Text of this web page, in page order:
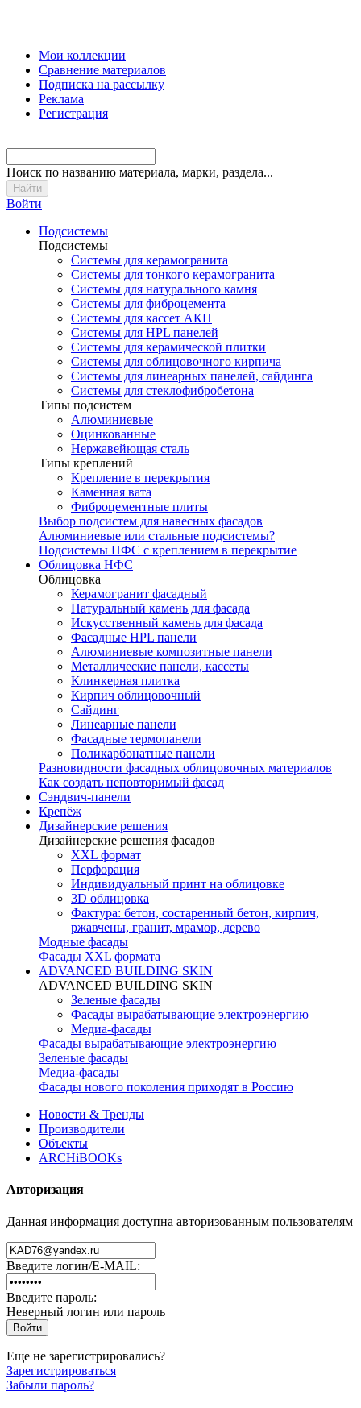
Мои коллекции
Сравнение материалов
Подписка на рассылку
Реклама
Регистрация
Поиск по названию материала, марки, раздела...
Войти
Подсистемы
Подсистемы
Системы для керамогранита
Системы для тонкого керамогранита
Системы для натурального камня
Системы для фиброцемента
Системы для кассет АКП
Системы для HPL панелей
Системы для керамической плитки
Системы для облицовочного кирпича
Системы для линеарных панелей, сайдинга
Системы для стеклофибробетона
Типы подсистем
Алюминиевые
Оцинкованные
Нержавейющая сталь
Типы креплений
Крепление в перекрытия
Каменная вата
Фиброцементные плиты
Выбор подсистем для навесных фасадов
Алюминиевые или стальные подсистемы?
Подсистемы НФС с креплением в перекрытие
Облицовка НФС
Облицовка
Керамогранит фасадный
Натуральный камень для фасада
Искусственный камень для фасада
Фасадные HPL панели
Алюминиевые композитные панели
Металлические панели, кассеты
Клинкерная плитка
Кирпич облицовочный
Сайдинг
Линеарные панели
Фасадные термопанели
Поликарбонатные панели
Разновидности фасадных облицовочных материалов
Как создать неповторимый фасад
Сэндвич-панели
Крепёж
Дизайнерские решения
Дизайнерские решения фасадов
XXL формат
Перфорация
Индивидуальный принт на облицовке
3D облицовка
Фактура: бетон, состаренный бетон, кирпич,
ржавчены, гранит, мрамор, дерево
Модные фасады
Фасады XXL формата
ADVANCED BUILDING SKIN
ADVANCED BUILDING SKIN
Зеленые фасады
Фасады вырабатывающие электроэнергию
Медиа-фасады
Фасады вырабатывающие электроэнергию
Зеленые фасады
Медиа-фасады
Фасады нового поколения приходят в Россию
Новости & Тренды
Производители
Объекты
ARCHiBOOKs
Авторизация
Данная информация доступна авторизованным пользователям
Введите логин/E-MAIL:
Введите пароль:
Неверный логин или пароль
Еще не зарегистрировались?
Зарегистрироваться
Забыли пароль?